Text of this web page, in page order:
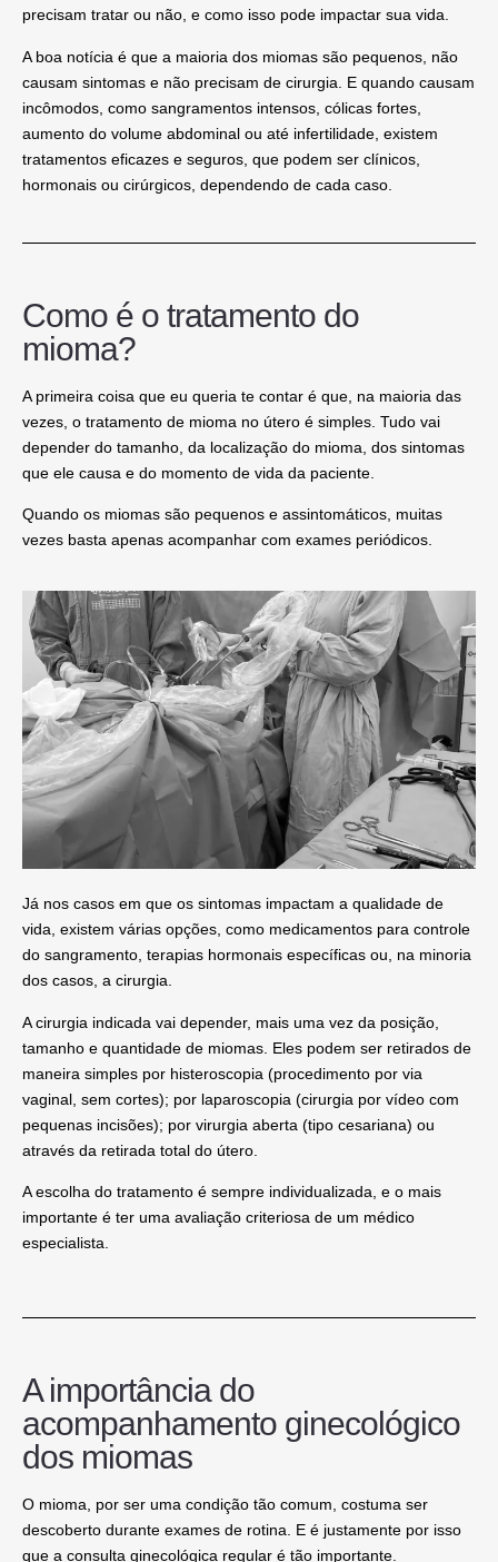
precisam tratar ou não, e como isso pode impactar sua vida.
A boa notícia é que a maioria dos miomas são pequenos, não
causam sintomas e não precisam de cirurgia. E quando causam
incômodos, como sangramentos intensos, cólicas fortes,
aumento do volume abdominal ou até infertilidade, existem
tratamentos eficazes e seguros, que podem ser clínicos,
hormonais ou cirúrgicos, dependendo de cada caso.
Como é o tratamento do
mioma?
A primeira coisa que eu queria te contar é que, na maioria das
vezes, o tratamento de mioma no útero é simples. Tudo vai
depender do tamanho, da localização do mioma, dos sintomas
que ele causa e do momento de vida da paciente.
Quando os miomas são pequenos e assintomáticos, muitas
vezes basta apenas acompanhar com exames periódicos.
Já nos casos em que os sintomas impactam a qualidade de
vida, existem várias opções, como medicamentos para controle
do sangramento, terapias hormonais específicas ou, na minoria
dos casos, a cirurgia.
A cirurgia indicada vai depender, mais uma vez da posição,
tamanho e quantidade de miomas. Eles podem ser retirados de
maneira simples por histeroscopia (procedimento por via
vaginal, sem cortes); por laparoscopia (cirurgia por vídeo com
pequenas incisões); por virurgia aberta (tipo cesariana) ou
através da retirada total do útero.
A escolha do tratamento é sempre individualizada, e o mais
importante é ter uma avaliação criteriosa de um médico
especialista.
A importância do
acompanhamento ginecológico
dos miomas
O mioma, por ser uma condição tão comum, costuma ser
descoberto durante exames de rotina. E é justamente por isso
que a consulta ginecológica regular é tão importante.